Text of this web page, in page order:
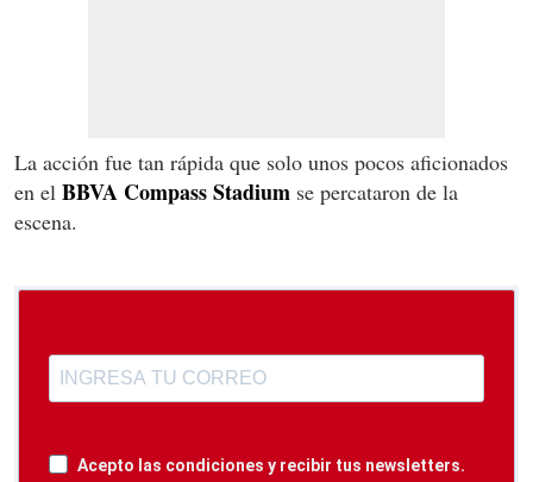
La acción fue tan rápida que solo unos pocos aficionados
en el BBVA Compass Stadium se percataron de la
escena.
Acepto las condiciones y recibir tus newsletters.